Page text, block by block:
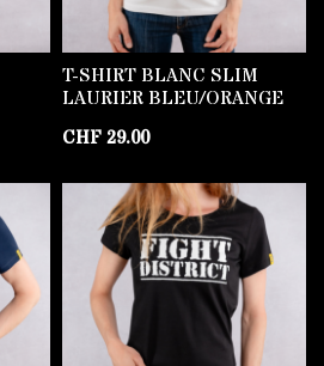
T-SHIRT BLANC SLIM
LAURIER BLEU/ORANGE
CHF29.00